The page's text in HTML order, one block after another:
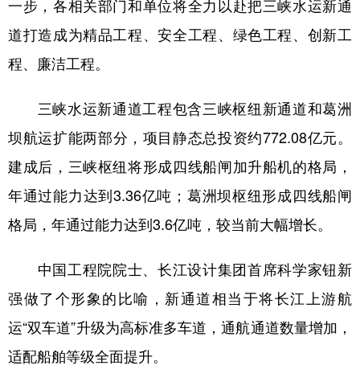
一步，各相关部门和单位将全力以赴把三峡水运新通
道打造成为精品工程、安全工程、绿色工程、创新工
程、廉洁工程。
三峡水运新通道工程包含三峡枢纽新通道和葛洲
坝航运扩能两部分，项目静态总投资约772.08亿元。
建成后，三峡枢纽将形成四线船闸加升船机的格局，
年通过能力达到3.36亿吨；葛洲坝枢纽形成四线船闸
格局，年通过能力达到3.6亿吨，较当前大幅增长。
中国工程院院士、长江设计集团首席科学家钮新
强做了个形象的比喻，新通道相当于将长江上游航
运“双车道”升级为高标准多车道，通航通道数量增加，
适配船舶等级全面提升。